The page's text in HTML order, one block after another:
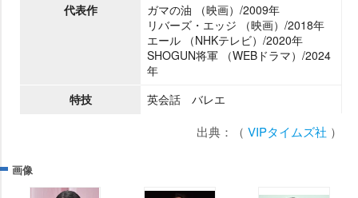
代表作
ガマの油 （映画）/2009年
リバーズ・エッジ （映画）/2018年
エール （NHKテレビ）/2020年
SHOGUN将軍 （WEBドラマ）/2024
年
特技
英会話 バレエ
出典：（ VIPタイムズ社 ）
画像